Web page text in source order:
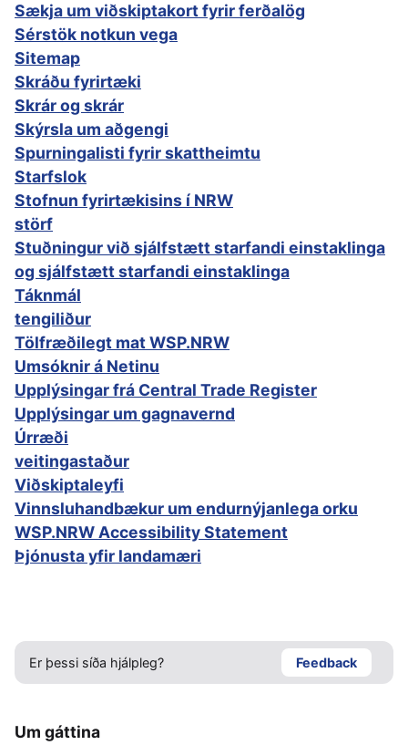
Sækja um viðskiptakort fyrir ferðalög
Sérstök notkun vega
Sitemap
Skráðu fyrirtæki
Skrár og skrár
Skýrsla um aðgengi
Spurningalisti fyrir skattheimtu
Starfslok
Stofnun fyrirtækisins í NRW
störf
Stuðningur við sjálfstætt starfandi einstaklinga
og sjálfstætt starfandi einstaklinga
Táknmál
tengiliður
Tölfræðilegt mat WSP.NRW
Umsóknir á Netinu
Upplýsingar frá Central Trade Register
Upplýsingar um gagnavernd
Úrræði
veitingastaður
Viðskiptaleyfi
Vinnsluhandbækur um endurnýjanlega orku
WSP.NRW Accessibility Statement
Þjónusta yfir landamæri
Er þessi síða hjálpleg? Feedback
Um gáttina